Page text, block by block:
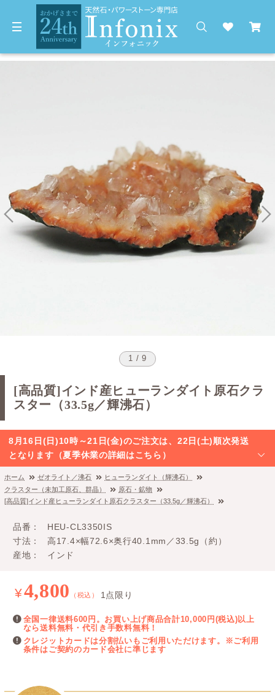
1 / 9
[高品質]インド産ヒューランダイト原石クラ
スター（33.5g／輝沸石）
8月16日(日)10時～21日(金)のご注文は、22日(土)順次発送
となります（夏季休業の詳細はこちら）
ホーム ゼオライト／沸石
ヒューランダイト（輝沸石）
クラスター（未加工原石、群晶）
原石・鉱物
[高品質]インド産ヒューランダイト原石クラスター（33.5g／輝沸石）
品番
HEU-CL3350IS
寸法
高17.4×幅72.6×奥行40.1mm／33.5g（約）
産地
インド
¥4,800 （税込） 1点限り
全国一律送料600円。お買い上げ商品合計10,000円(税込)以上
なら送料無料・代引き手数料無料！
クレジットカードは分割払いもご利用いただけます。※ご利用
条件はご契約のカード会社に準じます